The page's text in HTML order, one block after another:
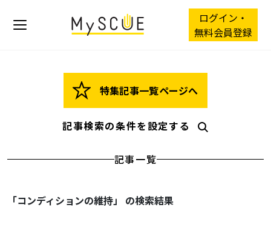
ログイン・
無料会員登録
特集記事一覧ページへ
記事検索の条件を設定する
記事一覧
「コンディションの維持」 の検索結果